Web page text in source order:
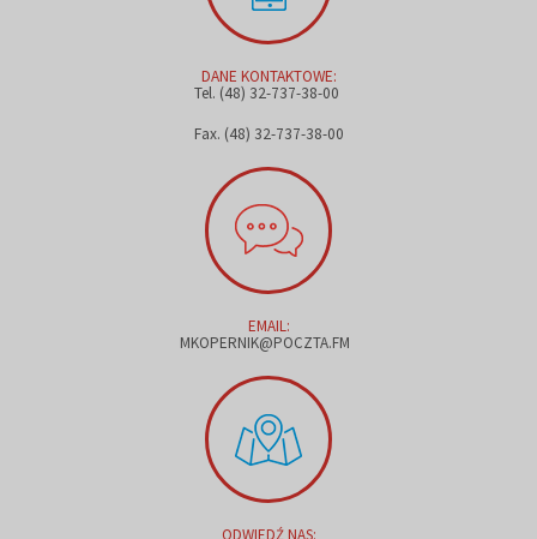
DANE KONTAKTOWE:
Tel. (48) 32-737-38-00
Fax. (48) 32-737-38-00
EMAIL:
MKOPERNIK@POCZTA.FM
ODWIEDŹ NAS: